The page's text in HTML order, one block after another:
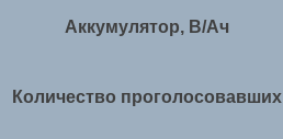
Аккумулятор, В/Ач
Количество проголосовавших